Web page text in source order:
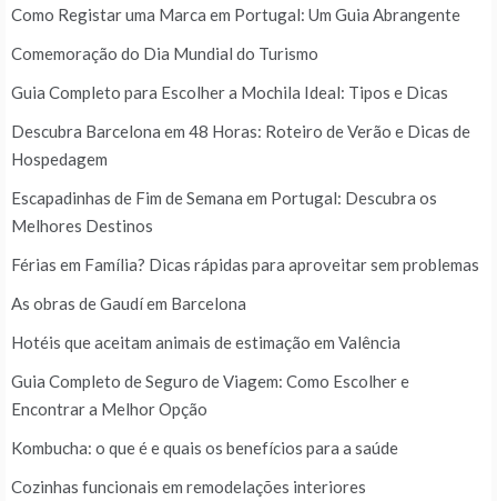
Como Registar uma Marca em Portugal: Um Guia Abrangente
Comemoração do Dia Mundial do Turismo
Guia Completo para Escolher a Mochila Ideal: Tipos e Dicas
Descubra Barcelona em 48 Horas: Roteiro de Verão e Dicas de
Hospedagem
Escapadinhas de Fim de Semana em Portugal: Descubra os
Melhores Destinos
Férias em Família? Dicas rápidas para aproveitar sem problemas
As obras de Gaudí em Barcelona
Hotéis que aceitam animais de estimação em Valência
Guia Completo de Seguro de Viagem: Como Escolher e
Encontrar a Melhor Opção
Kombucha: o que é e quais os benefícios para a saúde
Cozinhas funcionais em remodelações interiores